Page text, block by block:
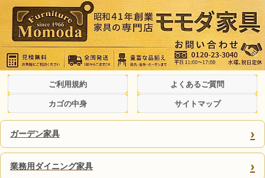
ご利用規約 よくあるご質問
カゴの中身 サイトマップ
ガーデン家具 ›
業務用ダイニング家具 ›